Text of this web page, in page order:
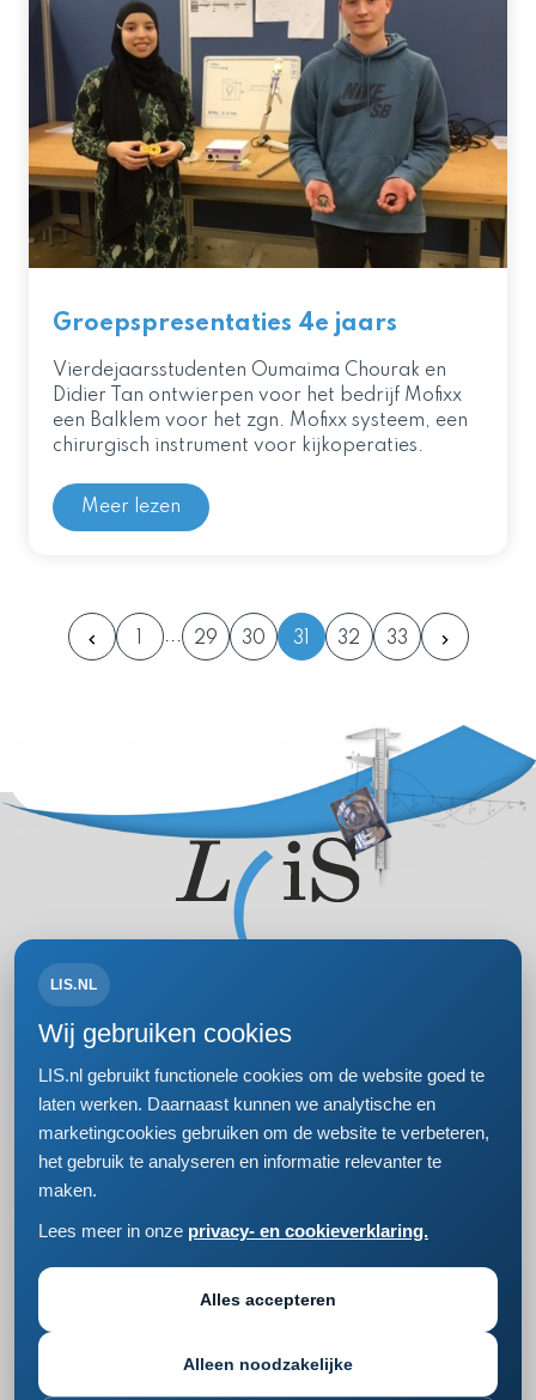
Groepspresentaties 4e jaars
Vierdejaarsstudenten Oumaima Chourak en
Didier Tan ontwierpen voor het bedrijf Mofixx
een Balklem voor het zgn. Mofixx systeem, een
chirurgisch instrument voor kijkoperaties.
Meer lezen
29 30 31 32 33
Volg ons op:
Bezoek- en postadres
Einsteinweg 61
2333 CC Leiden
+31 (0)71 5681168
Privacy- en cookieverklaring
Responsible disclosure
LIS.NL
Wij gebruiken cookies
LIS.nl gebruikt functionele cookies om de website goed te
laten werken. Daarnaast kunnen we analytische en
marketingcookies gebruiken om de website te verbeteren,
het gebruik te analyseren en informatie relevanter te
maken.
Lees meer in onze privacy- en cookieverklaring.
Alles accepteren
Alleen noodzakelijke